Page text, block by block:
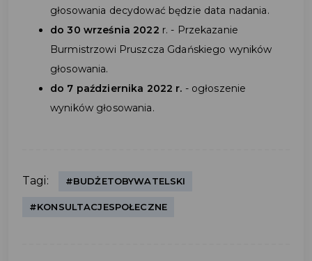
głosowania decydować będzie data nadania.
do 30 września 2022 r. - Przekazanie
Burmistrzowi Pruszcza Gdańskiego wyników
głosowania.
do 7 października 2022 r. - ogłoszenie
wyników głosowania.
Tagi: #BUDŻETOBYWATELSKI
#KONSULTACJESPOŁECZNE